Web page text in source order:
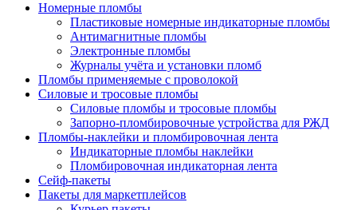
Номерные пломбы
Пластиковые номерные индикаторные пломбы
Антимагнитные пломбы
Электронные пломбы
Журналы учёта и установки пломб
Пломбы применяемые с проволокой
Силовые и тросовые пломбы
Силовые пломбы и тросовые пломбы
Запорно-пломбировочные устройства для РЖД
Пломбы-наклейки и пломбировочная лента
Индикаторные пломбы наклейки
Пломбировочная индикаторная лента
Сейф-пакеты
Пакеты для маркетплейсов